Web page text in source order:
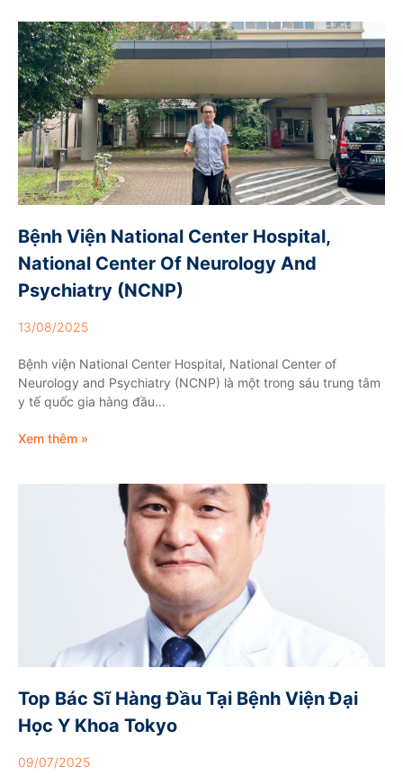
Bệnh Viện National Center Hospital,
National Center Of Neurology And
Psychiatry (NCNP)
13/08/2025
Bệnh viện National Center Hospital, National Center of
Neurology and Psychiatry (NCNP) là một trong sáu trung tâm
y tế quốc gia hàng đầu...
Xem thêm »
Top Bác Sĩ Hàng Đầu Tại Bệnh Viện Đại
Học Y Khoa Tokyo
09/07/2025